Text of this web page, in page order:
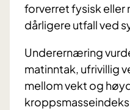
forverret fysisk eller
dårligere utfall ved
Underernæring
matinntak, ufrivillig
mellom vekt og
kroppsmasseindeks